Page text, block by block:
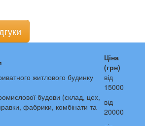
Ціна
(грн)
житлового будинку
від
15000
будови (склад, цех,
фабрики, комбінати та
від
20000